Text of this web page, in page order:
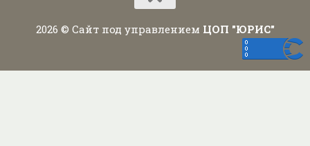
2026 © Сайт под управлением ЦОП "ЮРИС"